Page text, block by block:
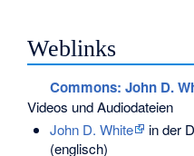
Weblinks
Commons: John D.
Videos und Audiodateien
John D. White
in der
(englisch)